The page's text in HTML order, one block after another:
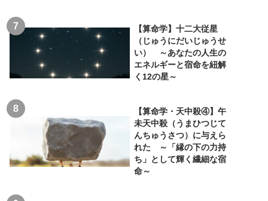
【算命学】十二大従星
（じゅうにだいじゅうせ
い） ～あなたの人生の
エネルギーと宿命を紐解
く12の星～
【算命学・天中殺④】午
未天中殺（うまひつじて
んちゅうさつ）に与えら
れた ～「縁の下の力持
ち」として輝く繊細な宿
命～